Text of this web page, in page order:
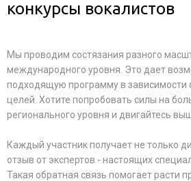
конкурсы вокалистов
Мы проводим состязания разного
международного уровня. Это дает
подходящую программу в зависимости
целей. Хотите попробовать силы на
регионального уровня и двигайтесь
Каждый участник получает не только
отзыв от экспертов - настоящих
Такая обратная связь помогает расти